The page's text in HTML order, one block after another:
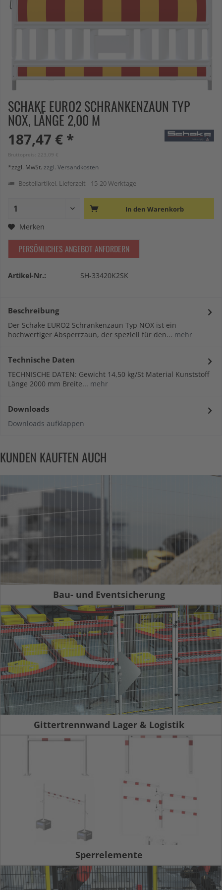
SCHAKE EURO2 SCHRANKENZAUN TYP
NOX, LÄNGE 2,00 M
187,47 € *
Bruttopreis: 223,09 €
*zzgl. MwSt. zzgl. Versandkosten
Bestellartikel. Lieferzeit - 15-20 Werktage
In den Warenkorb
Merken
PERSÖNLICHES ANGEBOT ANFORDERN
Artikel-Nr.: SH-33420K2SK
Beschreibung
Der Schake EURO2 Schrankenzaun Typ NOX ist ein
hochwertiger Absperrzaun, der speziell für den... mehr
Technische Daten
TECHNISCHE DATEN: Gewicht 14,50 kg/St Material Kunststoff
Länge 2000 mm Breite... mehr
Downloads
Downloads aufklappen
KUNDEN KAUFTEN AUCH
Bau- und Eventsicherung
Gittertrennwand Lager & Logistik
Sperrelemente